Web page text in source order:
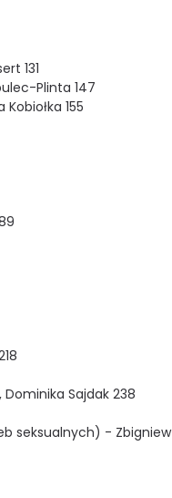
131
Plinta 147
155
Sajdak 238
seksualnych) -